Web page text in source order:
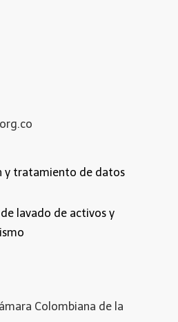
y tratamiento de datos
lavado de activos y
Colombiana de la